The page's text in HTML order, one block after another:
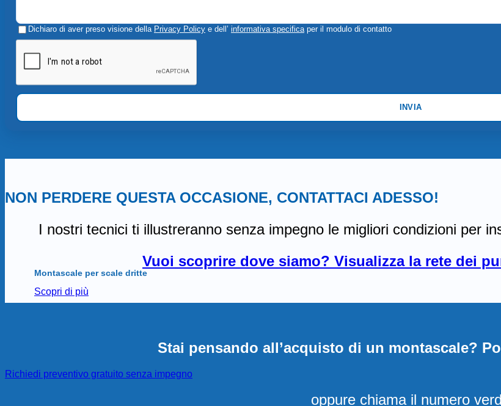
Montascale per scale dritte
Scopri di più
Dichiaro di aver preso visione della Privacy Policy e dell’ informativa specifica per il modulo di contatto
INVIA
NON PERDERE QUESTA OCCASIONE, CONTATTACI ADESSO!
I nostri tecnici ti illustreranno senza impegno le migliori condizioni per
Vuoi scoprire dove siamo? Visualizza la rete dei
Stai pensando all’acquisto di un montascale?
Richiedi preventivo gratuito senza impegno
oppure chiama il numero